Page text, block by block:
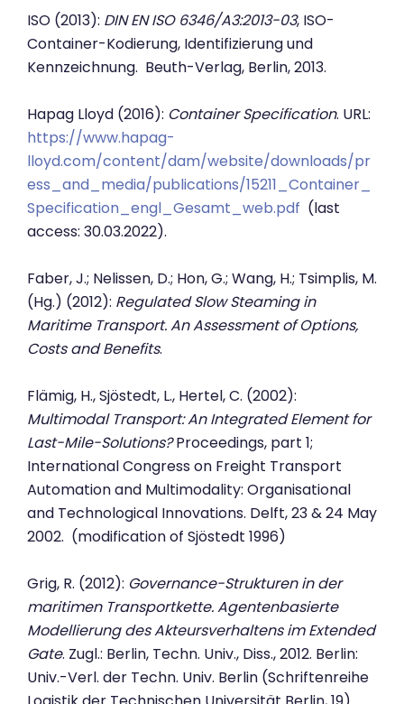
ISO (2013): DIN EN ISO 6346/A3:2013-03, ISO-
Container-Kodierung, Identifizierung und
Kennzeichnung. Beuth-Verlag, Berlin, 2013.
Hapag Lloyd (2016): Container Specification. URL:
https://www.hapag-
lloyd.com/content/dam/website/downloads/pr
ess_and_media/publications/15211_Container_
Specification_engl_Gesamt_web.pdf (last
access: 30.03.2022).
Faber, J.; Nelissen, D.; Hon, G.; Wang, H.; Tsimplis, M.
(Hg.) (2012): Regulated Slow Steaming in
Maritime Transport. An Assessment of Options,
Costs and Benefits.
Flämig, H., Sjöstedt, L., Hertel, C. (2002):
Multimodal Transport: An Integrated Element for
Last-Mile-Solutions?Proceedings, part 1;
International Congress on Freight Transport
Automation and Multimodality: Organisational
and Technological Innovations. Delft, 23 & 24 May
2002. (modification of Sjöstedt 1996)
Grig, R. (2012): Governance-Strukturen in der
maritimen Transportkette. Agentenbasierte
Modellierung des Akteursverhaltens im Extended
Gate. Zugl.: Berlin, Techn. Univ., Diss., 2012. Berlin:
Univ.-Verl. der Techn. Univ. Berlin (Schriftenreihe